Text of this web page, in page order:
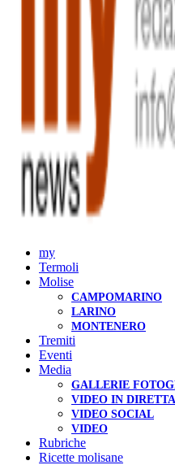
my
Termoli
Molise
CAMPOMARINO
LARINO
MONTENERO
Tremiti
Eventi
Media
GALLERIE
VIDEO IN DIRETTA
VIDEO SOCIAL
VIDEO
Rubriche
Ricette molisane